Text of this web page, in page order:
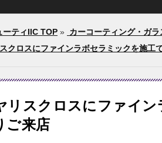
ーティIIC TOP » カーコーティング・ガ
クロスにファインラボセラミックを施
リスクロスにファイ
ご来店